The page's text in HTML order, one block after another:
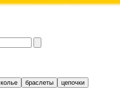
колье браслеты цепочки